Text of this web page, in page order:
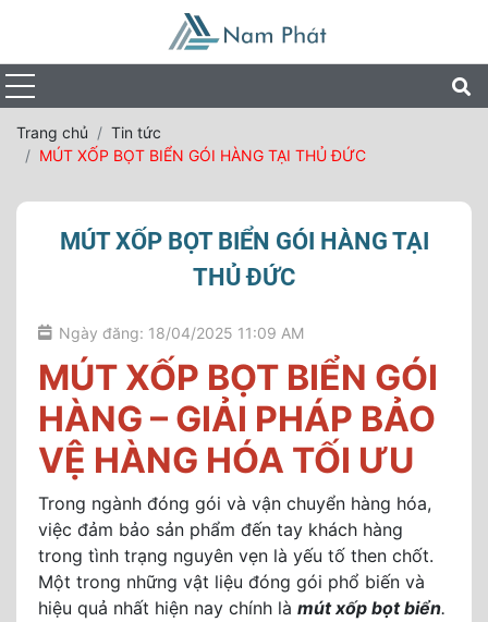
Trang chủ
Tin tức
MÚT XỐP BỌT BIỂN GÓI HÀNG TẠI THỦ ĐỨC
MÚT XỐP BỌT BIỂN GÓI HÀNG TẠI
THỦ ĐỨC
Ngày đăng: 18/04/2025 11:09 AM
MÚT XỐP BỌT BIỂN GÓI
HÀNG – GIẢI PHÁP BẢO
VỆ HÀNG HÓA TỐI ƯU
Trong ngành đóng gói và vận chuyển hàng hóa,
việc đảm bảo sản phẩm đến tay khách hàng
trong tình trạng nguyên vẹn là yếu tố then chốt.
Một trong những vật liệu đóng gói phổ biến và
hiệu quả nhất hiện nay chính là mút xốp bọt biển.